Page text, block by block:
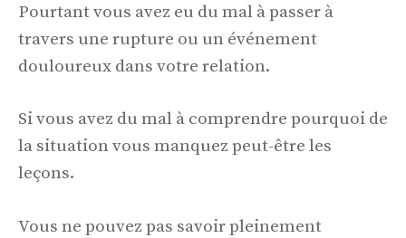
Pourtant vous avez eu du mal à passer à
travers une rupture ou un événement
douloureux dans votre relation.
Si vous avez du mal à comprendre pourquoi de
la situation vous manquez peut-être les
leçons.
Vous ne pouvez pas savoir pleinement